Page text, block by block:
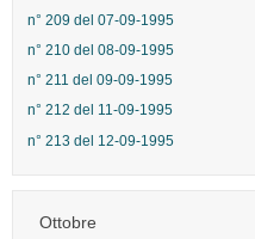
n° 209 del 07-09-1995
n° 210 del 08-09-1995
n° 211 del 09-09-1995
n° 212 del 11-09-1995
n° 213 del 12-09-1995
Ottobre